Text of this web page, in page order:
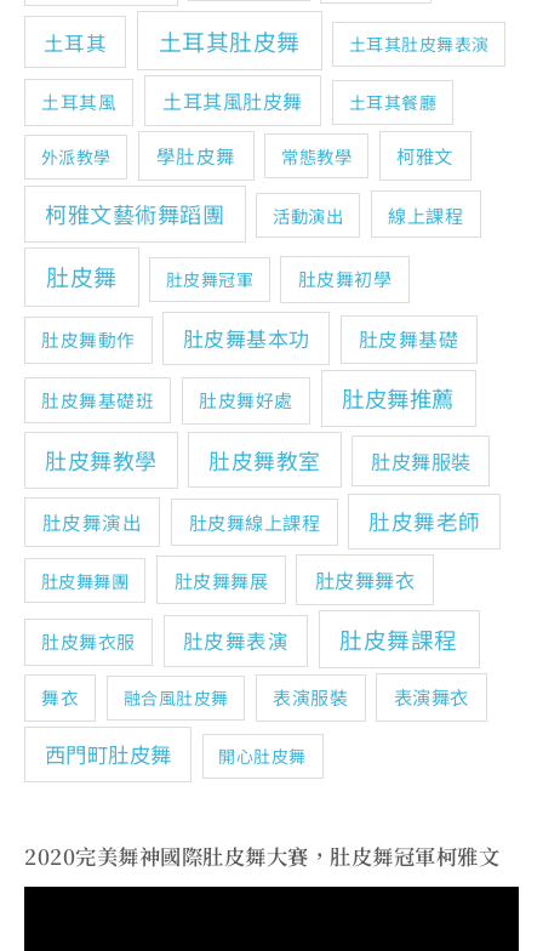
土耳其 土耳其肚皮舞 土耳其肚皮舞表演
土耳其風 土耳其風肚皮舞 土耳其餐廳
外派教學 學肚皮舞 常態教學 柯雅文
柯雅文藝術舞蹈團 活動演出 線上課程
肚皮舞 肚皮舞冠軍 肚皮舞初學
肚皮舞動作 肚皮舞基本功 肚皮舞基礎
肚皮舞基礎班 肚皮舞好處
肚皮舞推薦
肚皮舞教學
肚皮舞教室 肚皮舞服裝
肚皮舞演出 肚皮舞線上課程 肚皮舞老師
肚皮舞舞團 肚皮舞舞展 肚皮舞舞衣
肚皮舞衣服 肚皮舞表演 肚皮舞課程
舞衣 融合風肚皮舞 表演服裝 表演舞衣
西門町肚皮舞 開心肚皮舞
2020完美舞神國際肚皮舞大賽，肚皮舞冠軍柯雅文